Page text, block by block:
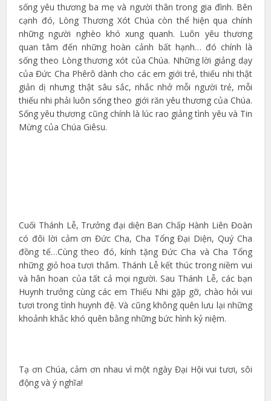
sống yêu thương ba mẹ và người thân trong gia đình. Bên
cạnh đó, Lòng Thương Xót Chúa còn thể hiện qua chính
những người nghèo khó xung quanh. Luôn yêu thương
quan tâm đến những hoàn cảnh bất hạnh… đó chính là
sống theo Lòng thương xót của Chúa. Những lời giảng dạy
của Đức Cha Phêrô dành cho các em giới trẻ, thiếu nhi thật
giản dị nhưng thật sâu sắc, nhắc nhở mỗi người trẻ, mỗi
thiếu nhi phải luôn sống theo giới răn yêu thương của Chúa.
Sống yêu thương cũng chính là lúc rao giảng tình yêu và Tin
Mừng của Chúa Giêsu.
Cuối Thánh Lễ, Trưởng đại diện Ban Chấp Hành Liên Đoàn
có đôi lời cảm ơn Đức Cha, Cha Tổng Đại Diện, Quý Cha
đồng tế…Cùng theo đó, kính tặng Đức Cha và Cha Tổng
những giỏ hoa tươi thắm. Thánh Lễ kết thúc trong niềm vui
và hân hoan của tất cả mọi người. Sau Thánh Lễ, các bạn
Huynh trưởng cùng các em Thiếu Nhi gặp gỡ, chào hỏi vui
tươi trong tình huynh đệ. Và cũng không quên lưu lại những
khoảnh khắc khó quên bằng những bức hình kỷ niệm.
Tạ ơn Chúa, cảm ơn nhau vì một ngày Đại Hội vui tươi, sôi
động và ý nghĩa!